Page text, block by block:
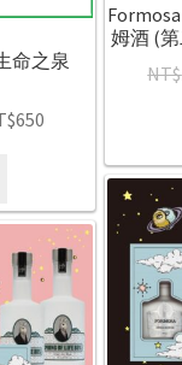
姆酒 (
NT$
命之泉
650